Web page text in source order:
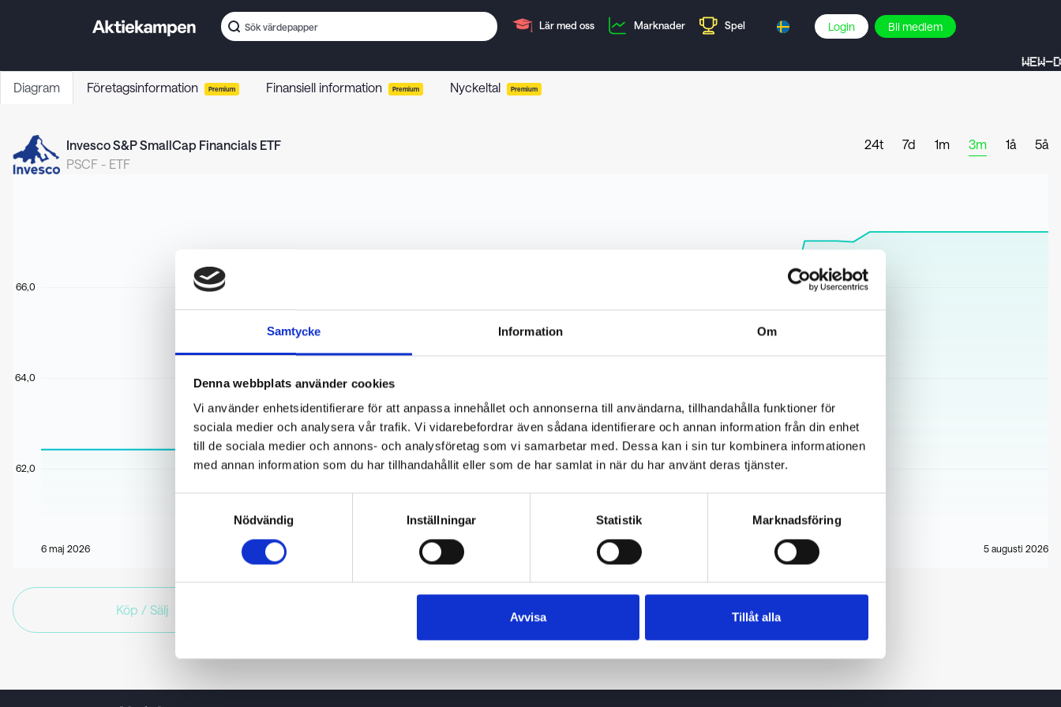
Samtycke Information Om
Denna webbplats använder cookies
Vi använder enhetsidentifierare för att anpassa innehållet och annonserna till användarna, tillhandahålla funktioner för
sociala medier och analysera vår trafik. Vi vidarebefordrar även sådana identifierare och annan information från din enhet
till de sociala medier och annons- och analysföretag som vi samarbetar med. Dessa kan i sin tur kombinera informationen
med annan information som du har tillhandahållit eller som de har samlat in när du har använt deras tjänster.
Nödvändig
Inställningar Statistik Marknadsföring
Avvisa Tillåt alla
Lär med oss Marknader Spel Login Bli medlem
WEW-D
Diagram Företagsinformation Premium Finansiell information Premium Nyckeltal Premium
Invesco S&P SmallCap Financials ETF
PSCF - ETF
24t 7d 1m 3m 1å 5å
62,0
64,0
66,0
6 maj 2026 5 augusti 2026
Köp / Sälj